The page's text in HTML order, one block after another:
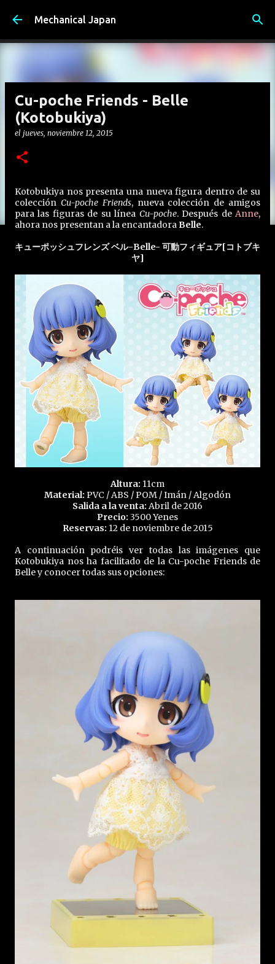
Ir al contenido principal
Mechanical Japan
Cu-poche Friends - Belle
(Kotobukiya)
el jueves, noviembre 12, 2015
Kotobukiya nos presenta una nueva figura dentro de su
colección Cu-poche Friends, nueva colección de amigos
para las figuras de su línea Cu-poche. Después deAnne,
ahora nos presentan a la encantadoraBelle.
キューポッシュフレンズ ベル-Belle- 可動フィギュア[コトブキ
ヤ]
Altura: 11cm
Material: PVC / ABS / POM / Imán / Algodón
Salida a la venta: Abril de 2016
Precio: 3500 Yenes
Reservas: 12 de noviembre de 2015
A continuación podréis ver todas las imágenes que
Kotobukiya nos ha facilitado de la Cu-poche Friends de
Belle y conocer todas sus opciones: